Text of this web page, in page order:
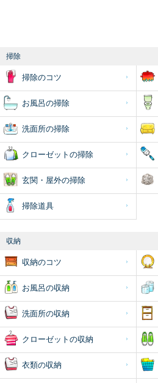
掃除
掃除のコツ
お風呂の掃除
洗面所の掃除
クローゼットの掃除
玄関・屋外の掃除
掃除道具
収納
収納のコツ
お風呂の収納
洗面所の収納
クローゼットの収納
衣類の収納